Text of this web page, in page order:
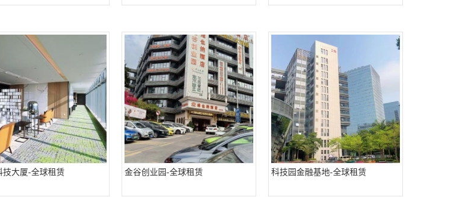
技大厦-全球租赁 金谷创业园-全球租赁 科技园金融基地-全球租赁